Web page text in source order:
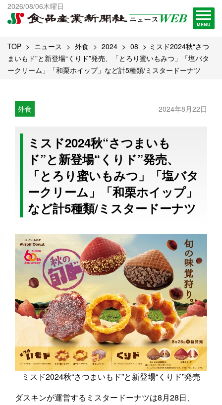
2026/08/06木曜日
MENU
出版物一覧へ
試読・購読申し込み
TOP ニュース 外食 2024 08
ミスド2024秋“さつ
まいもド”と新登場“くりド”発売、「とろり蜜いもみつ」「塩バタ
ークリーム」「和栗ホイップ」など計5種類/ミスタードーナツ
外食 2024年8月22日
ミスド2024秋“さつまいも
ド”と新登場“くりド”発売、
「とろり蜜いもみつ」「塩バタ
ークリーム」「和栗ホイップ」
など計5種類/ミスタードーナツ
ミスド2024秋“さつまいもド”と新登場“くりド”発売
ダスキンが運営するミスタードーナツは8月28日、